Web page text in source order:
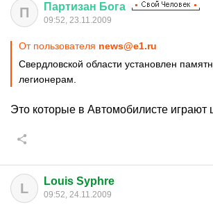
П Партизан Бога
09:52, 23.11.2009
От пользователя news@e1.ru
Свердловской области установлен
легионерам.
Это которые в Автомобилисте играют
L Louis Syphre
09:52, 24.11.2009